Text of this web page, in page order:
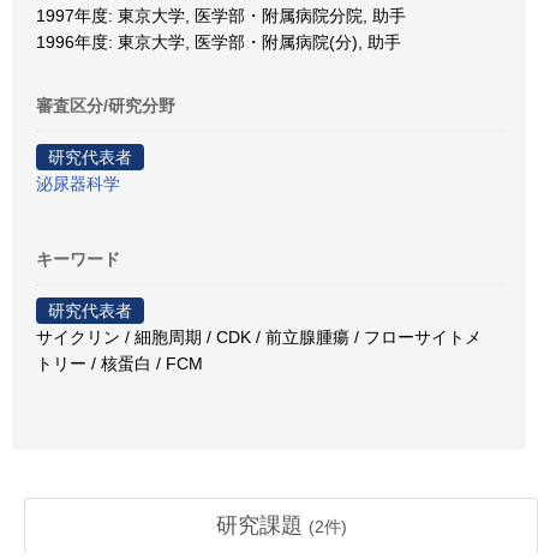
1997年度: 東京大学, 医学部・附属病院分院, 助手
1996年度: 東京大学, 医学部・附属病院(分), 助手
審査区分/研究分野
研究代表者
泌尿器科学
キーワード
研究代表者
サイクリン / 細胞周期 / CDK / 前立腺腫瘍 / フローサイトメ
トリー / 核蛋白 / FCM
研究課題 (2件)